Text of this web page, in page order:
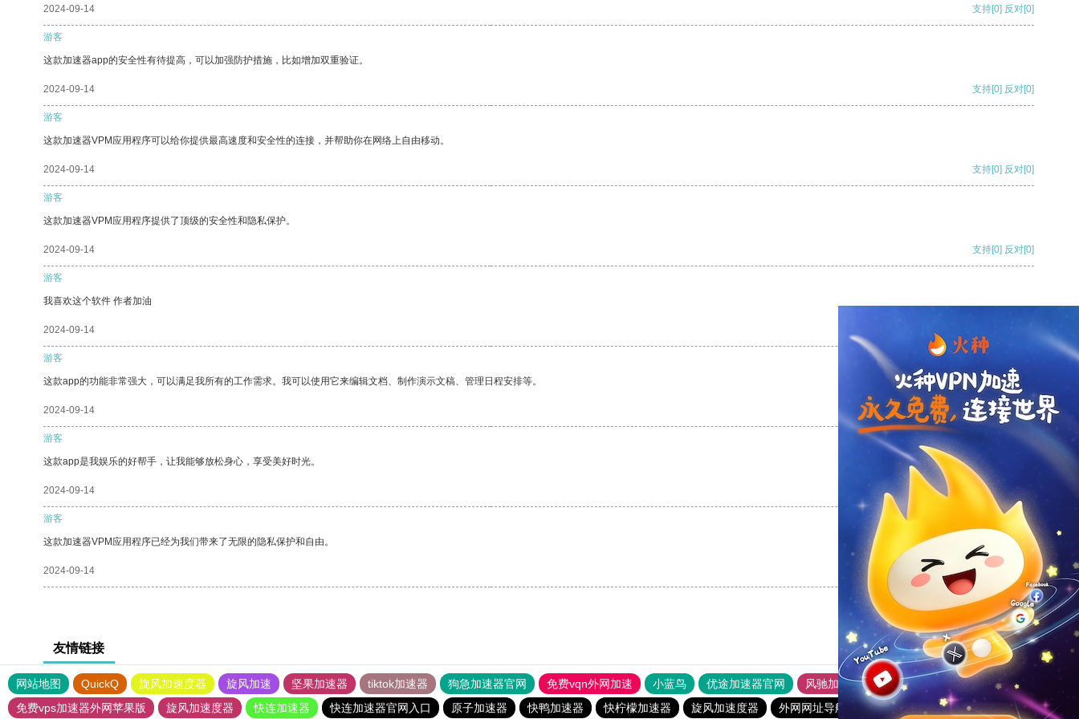
2024-09-14 支持[0] 反对[0]
游客
这款加速器app的安全性有待提高，可以加强防护措施，比如增加双重验证。
2024-09-14 支持[0] 反对[0]
游客
这款加速器VPM应用程序可以给你提供最高速度和安全性的连接，并帮助你在网络上自由移动。
2024-09-14 支持[0] 反对[0]
游客
这款加速器VPM应用程序提供了顶级的安全性和隐私保护。
2024-09-14 支持[0] 反对[0]
游客
我喜欢这个软件 作者加油
2024-09-14
游客
这款app的功能非常强大，可以满足我所有的工作需求。我可以使用它来编辑文档、制作演示文稿、管理日程安排等。
2024-09-14 支持 [0] 反对[0]
游客
这款app是我娱乐的好帮手，让我能够放松身心，享受美好时光。
2024-09-14 支持[0] 反对
游客
这款加速器VPM应用程序已经为我们带来了无限的隐私保护和自由。
2024-09-14 支持[0] 反对[0]
友情链接
网站地图 QuickQ 旋风加速度器 旋风加速 坚果加速器 tiktok加速器 狗急加速器官网 免费vqn外网加速 小蓝鸟 优途加速器官网 风驰加速器
旋风加速器
免费vps加速器外网苹果版
旋风加速度器 快连加速器 快连加速器官网入口 原子加速器 快鸭加速器 快柠檬加速器 旋风加速度器 外网网址导航 软件中心 雷霆加速 狂飙加速器